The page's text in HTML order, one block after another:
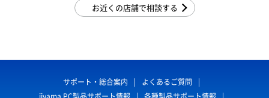
お近くの店舗で相談する
サポート・総合案内
よくあるご質問